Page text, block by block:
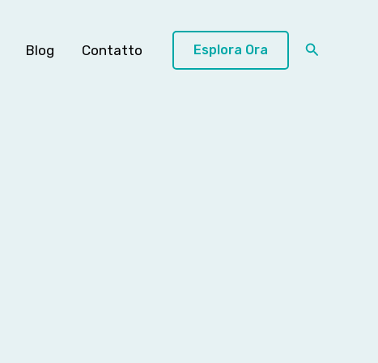
Blog Contatto Esplora Ora Cerca